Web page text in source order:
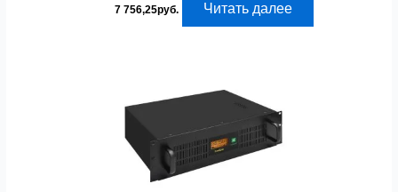
7 756,25руб. Читать далее